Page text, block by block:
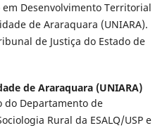
Desenvolvimento Territorial
de Araraquara (UNIARA).
de Justiça do Estado de
de Araraquara (UNIARA)
do Departamento de
Rural da ESALQ/USP e